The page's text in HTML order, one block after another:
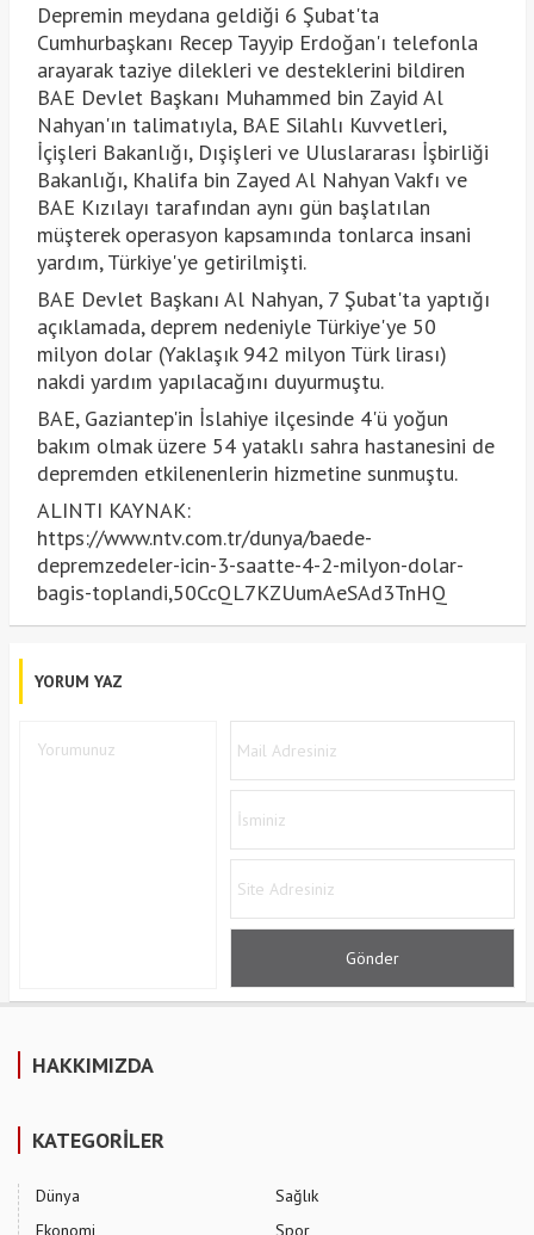
Depremin meydana geldiği 6 Şubat'ta
Cumhurbaşkanı Recep Tayyip Erdoğan'ı telefonla
arayarak taziye dilekleri ve desteklerini bildiren
BAE Devlet Başkanı Muhammed bin Zayid Al
Nahyan'ın talimatıyla, BAE Silahlı Kuvvetleri,
İçişleri Bakanlığı, Dışişleri ve Uluslararası İşbirliği
Bakanlığı, Khalifa bin Zayed Al Nahyan Vakfı ve
BAE Kızılayı tarafından aynı gün başlatılan
müşterek operasyon kapsamında tonlarca insani
yardım, Türkiye'ye getirilmişti.
BAE Devlet Başkanı Al Nahyan, 7 Şubat'ta yaptığı
açıklamada, deprem nedeniyle Türkiye'ye 50
milyon dolar (Yaklaşık 942 milyon Türk lirası)
nakdi yardım yapılacağını duyurmuştu.
BAE, Gaziantep'in İslahiye ilçesinde 4'ü yoğun
bakım olmak üzere 54 yataklı sahra hastanesini de
depremden etkilenenlerin hizmetine sunmuştu.
ALINTI KAYNAK:
https://www.ntv.com.tr/dunya/baede-
depremzedeler-icin-3-saatte-4-2-milyon-dolar-
bagis-toplandi,50CcQL7KZUumAeSAd3TnHQ
YORUM YAZ
HAKKIMIZDA
KATEGORİLER
Dünya
Ekonomi
Sağlık
Spor